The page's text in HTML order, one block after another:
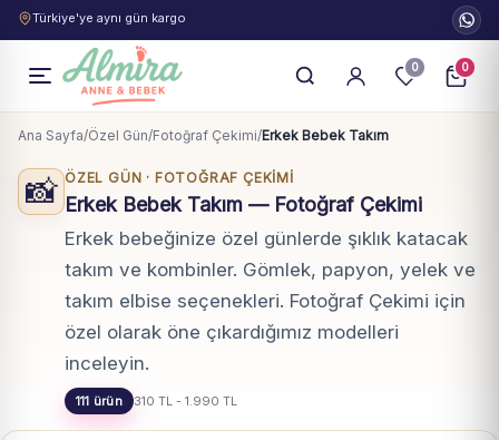
Türkiye'ye aynı gün kargo
0 0
Ana Sayfa/Özel Gün/Fotoğraf Çekimi/Erkek Bebek Takım
📸 ÖZEL GÜN · FOTOĞRAF ÇEKIMI
Erkek Bebek Takım — Fotoğraf Çekimi
Erkek bebeğinize özel günlerde şıklık katacak
takım ve kombinler. Gömlek, papyon, yelek ve
takım elbise seçenekleri. Fotoğraf Çekimi için
özel olarak öne çıkardığımız modelleri
inceleyin.
111 ürün 310 TL - 1.990 TL